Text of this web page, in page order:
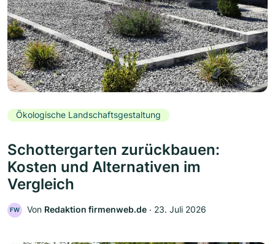
Ökologische Landschaftsgestaltung
Schottergarten zurückbauen:
Kosten und Alternativen im
Vergleich
FW Von Redaktion firmenweb.de ‧ 23. Juli 2026